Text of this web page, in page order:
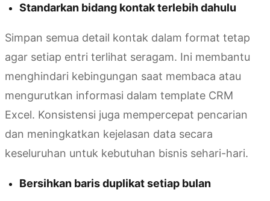
Standarkan bidang kontak terlebih dahulu
Simpan semua detail kontak dalam format tetap
agar setiap entri terlihat seragam. Ini membantu
menghindari kebingungan saat membaca atau
mengurutkan informasi dalam template CRM
Excel. Konsistensi juga mempercepat pencarian
dan meningkatkan kejelasan data secara
keseluruhan untuk kebutuhan bisnis sehari-hari.
Bersihkan baris duplikat setiap bulan